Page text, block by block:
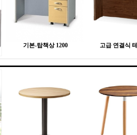
기본-탑책상 1200 고급 연결식